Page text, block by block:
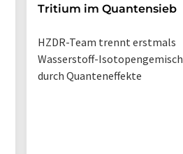
Tritium im Quantensieb
HZDR-Team trennt erstmals
Wasserstoff-Isotopengemisch
durch Quanteneffekte